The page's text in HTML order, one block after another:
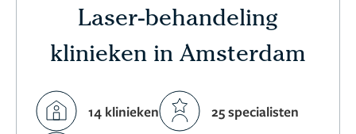
Laser-behandeling
klinieken in Amsterdam
14 klinieken 25 specialisten